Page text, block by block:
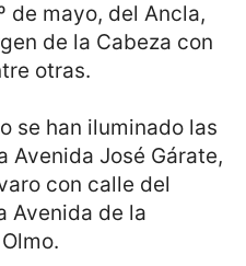
de mayo, del Ancla,
de la Cabeza con
otras.
se han iluminado las
Avenida José Gárate,
con calle del
Avenida de la